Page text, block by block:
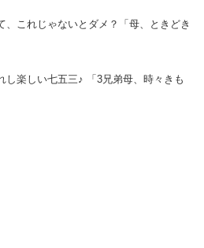
、これじゃないとダメ？「母、ときどき
し楽しい七五三♪ 「3兄弟母、時々きも